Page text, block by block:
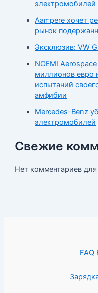
электромобилей
Aampere хочет
рынок
Эксклюзив: VW
NOEMI
миллионов евро
испытаний
амфибии
Mercedes-Benz
электромобилей
Свежие
Нет комментариев
FAQ